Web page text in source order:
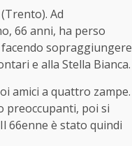
Ad
66 anni, ha perso
sopraggiungere
e alla Stella Bianca.
amici a quattro zampe.
preoccupanti, poi si
66enne è stato quindi